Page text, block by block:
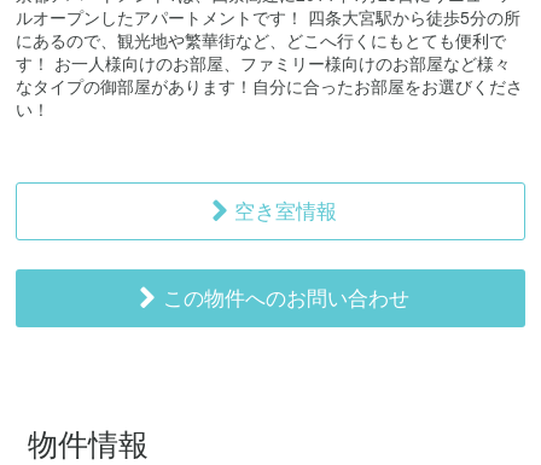
ルオープンしたアパートメントです！ 四条大宮駅から徒歩5分の所
にあるので、観光地や繁華街など、どこへ行くにもとても便利で
す！ お一人様向けのお部屋、ファミリー様向けのお部屋など様々
なタイプの御部屋があります！自分に合ったお部屋をお選びくださ
い！
空き室情報
この物件へのお問い合わせ
物件情報